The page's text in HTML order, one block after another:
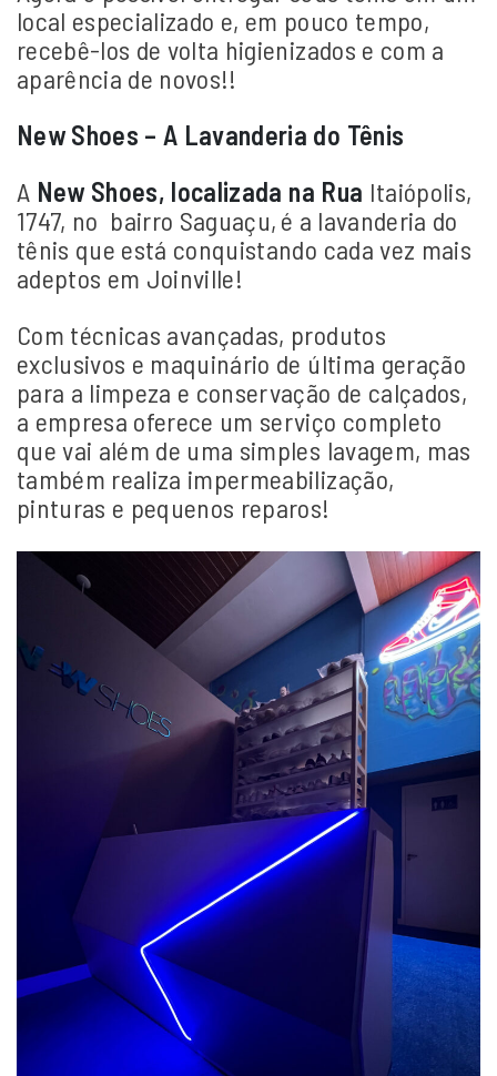
local especializado e, em pouco tempo,
recebê-los de volta higienizados e com a
aparência de novos!!
New Shoes – A Lavanderia do Tênis
A New Shoes, localizada na Rua Itaiópolis,
1747, no bairro Saguaçu, é a lavanderia do
tênis que está conquistando cada vez mais
adeptos em Joinville!
Com técnicas avançadas, produtos
exclusivos e maquinário de última geração
para a limpeza e conservação de calçados,
a empresa oferece um serviço completo
que vai além de uma simples lavagem, mas
também realiza impermeabilização,
pinturas e pequenos reparos!